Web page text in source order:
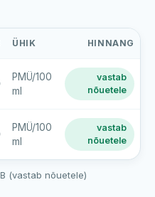
ÜHIK HINNANG
PMÜ/100
ml
vastab
nõuetele
PMÜ/100
ml
vastab
nõuetele
(vastab nõuetele)